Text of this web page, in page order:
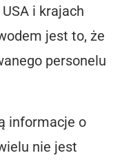
i krajach
jest to, że
personelu
informacje o
nie jest